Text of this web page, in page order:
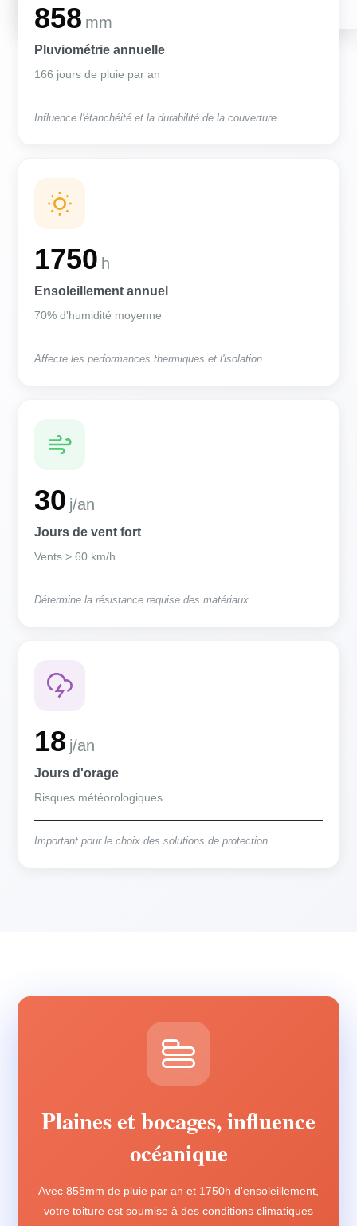
858 mm
Pluviométrie annuelle
166 jours de pluie par an
Influence l'étanchéité et la durabilité de la couverture
1750 h
Ensoleillement annuel
70% d'humidité moyenne
Affecte les performances thermiques et l'isolation
30 j/an
Jours de vent fort
Vents > 60 km/h
Détermine la résistance requise des matériaux
18 j/an
Jours d'orage
Risques météorologiques
Important pour le choix des solutions de protection
Plaines et bocages, influence
océanique
Avec 858mm de pluie par an et 1750h d'ensoleillement,
votre toiture est soumise à des conditions climatiques